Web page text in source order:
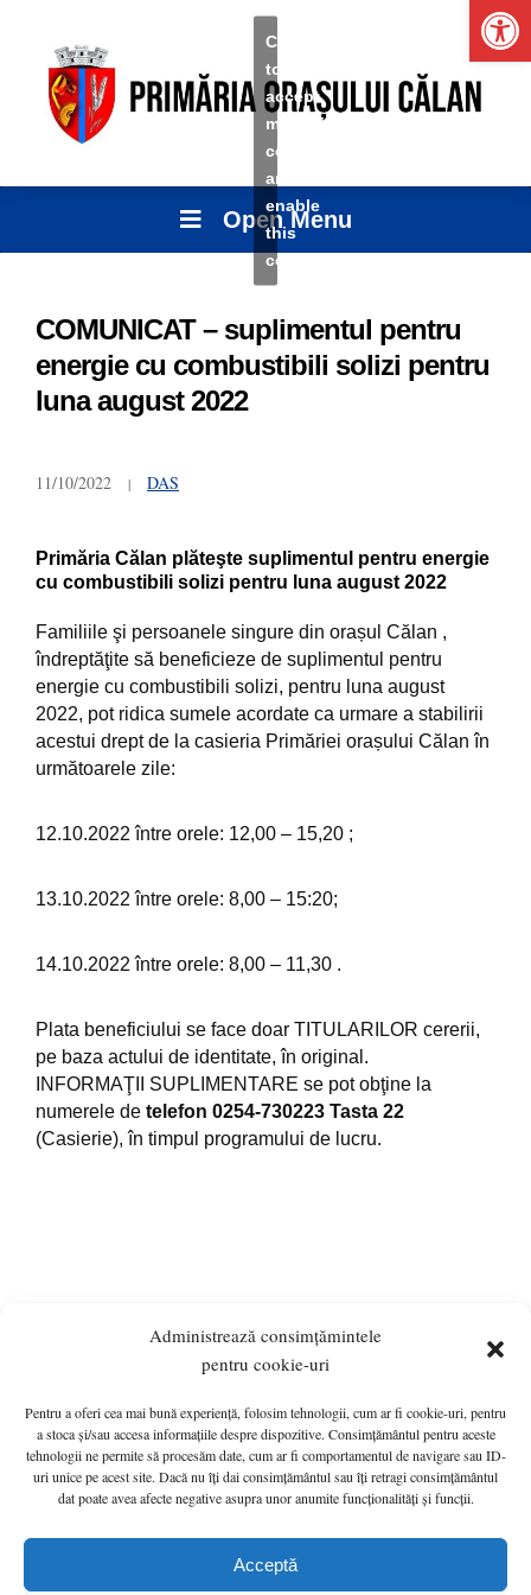
Administrează consimțămintele
pentru cookie-uri
Pentru a oferi cea mai bună experiență, folosim tehnologii, cum ar fi cookie-uri, pentru
a stoca și/sau accesa informațiile despre dispozitive. Consimțământul pentru aceste
tehnologii ne permite să procesăm date, cum ar fi comportamentul de navigare sau ID-
uri unice pe acest site. Dacă nu îți dai consimțământul sau îți retragi consimțământul
dat poate avea afecte negative asupra unor anumite funcționalități și funcții.
Acceptă
Click
to
accept
marketing
cookies
and
enable
this
content
Open Menu
COMUNICAT – suplimentul pentru
energie cu combustibili solizi pentru
luna august 2022
11/10/2022 DAS
Primăria Călan plăteşte suplimentul pentru energie
cu combustibili solizi pentru luna august 2022
Familiile şi persoanele singure din orașul Călan ,
îndreptăţite să beneficieze de suplimentul pentru
energie cu combustibili solizi, pentru luna august
2022, pot ridica sumele acordate ca urmare a stabilirii
acestui drept de la casieria Primăriei orașului Călan în
următoarele zile:
12.10.2022 între orele: 12,00 – 15,20 ;
13.10.2022 între orele: 8,00 – 15:20;
14.10.2022 între orele: 8,00 – 11,30 .
Plata beneficiului se face doar TITULARILOR cererii,
pe baza actului de identitate, în original.
INFORMAŢII SUPLIMENTARE se pot obţine la
numerele de telefon 0254-730223 Tasta 22
(Casierie), în timpul programului de lucru.
ANUNȚURI
MONITORUL OFICIAL LOCAL
PRIMĂRIA
HOTĂRÂRI de C.L.
INFO UTIL
Politică cookie-uri (UE)
G.D.P.R. CONTACT
Primăria Orașului Călan © 2022 - A Wordpress Solution - Hosted by